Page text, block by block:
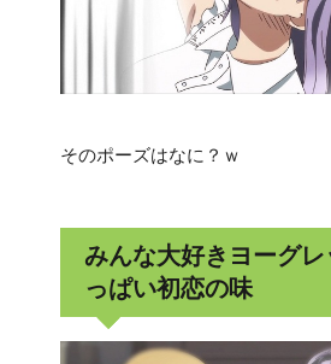
そのポーズはなに？ｗ
みんな大好きヨーグ
っぱい初恋の味